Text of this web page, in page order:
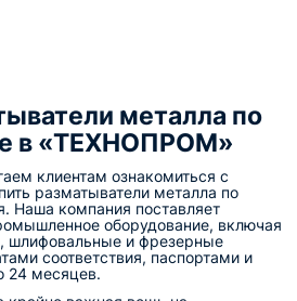
металла по
в «ТЕХНОПРОМ»
клиентам ознакомиться с
разматыватели металла по
Наша компания поставляет
оборудование, включая
шлифовальные и фрезерные
соответствия, паспортами и
24 месяцев.